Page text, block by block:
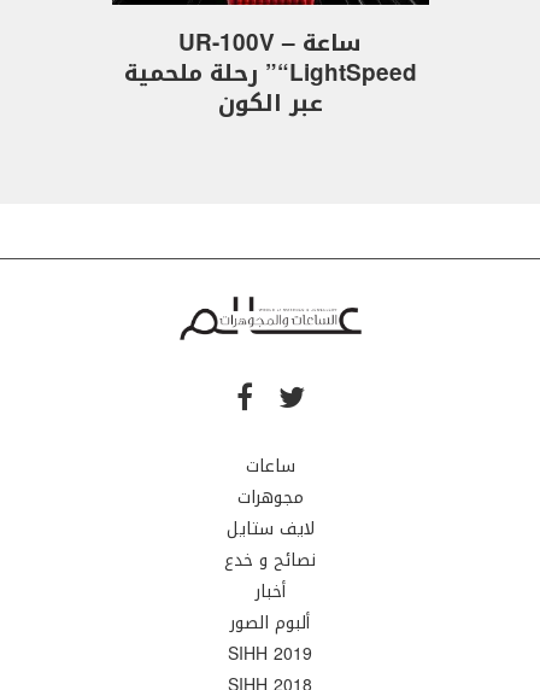
ساعة UR-100V –
“LightSpeed” رحلة ملحمية
عبر الكون
ساعات
مجوهرات
لايف ستايل
نصائح و خدع
أخبار
ألبوم الصور
SIHH 2019